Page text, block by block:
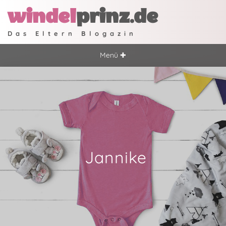
windelprinz.de
Das Eltern Blogazin
Menü ✚
Jannike